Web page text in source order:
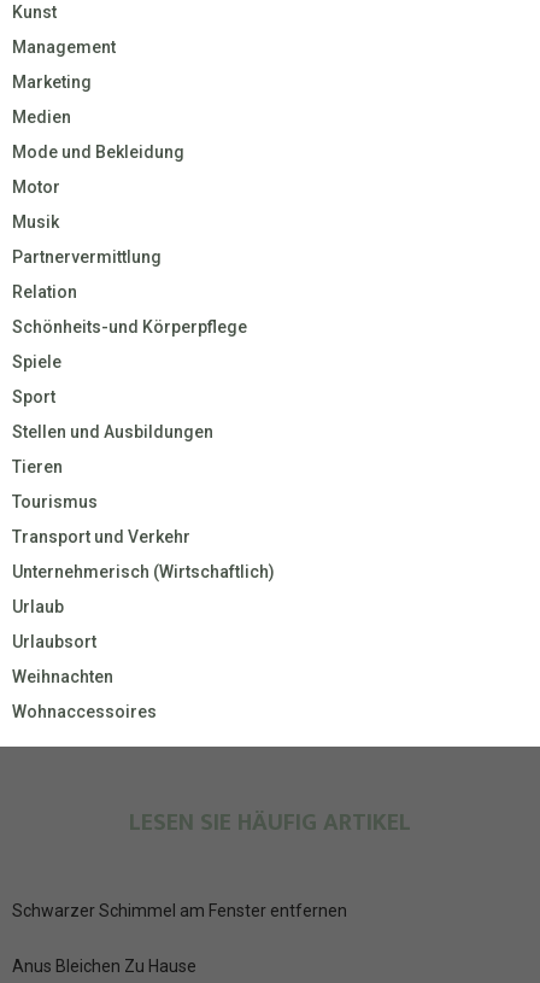
Kunst
Management
Marketing
Medien
Mode und Bekleidung
Motor
Musik
Partnervermittlung
Relation
Schönheits-und Körperpflege
Spiele
Sport
Stellen und Ausbildungen
Tieren
Tourismus
Transport und Verkehr
Unternehmerisch (Wirtschaftlich)
Urlaub
Urlaubsort
Weihnachten
Wohnaccessoires
LESEN SIE HÄUFIG ARTIKEL
Schwarzer Schimmel am Fenster entfernen
Anus Bleichen Zu Hause